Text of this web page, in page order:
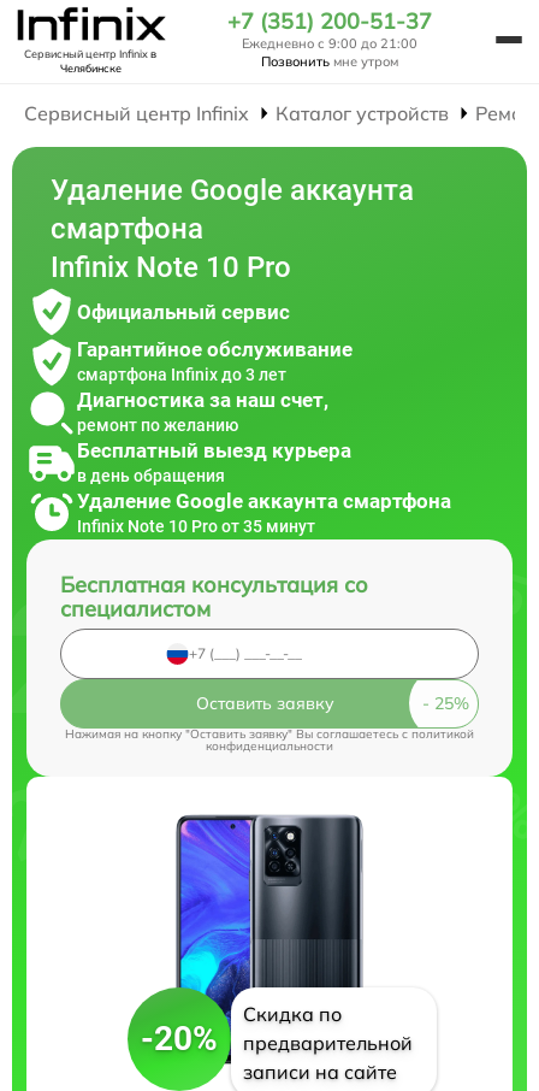
Сервисный центр Infinixв
Челябинске
+7 (351) 200-51-37
Ежедневно с 9:00 до 21:00
Позвонить мне утром
Сервисный центр Infinix Каталог устройств
Удаление Google аккаунта
смартфона
Infinix Note 10 Pro
Официальный сервис
Гарантийное обслуживание
смартфона Infinix до 3 лет
Диагностика за наш счет,
ремонт по желанию
Бесплатный выезд курьера
в день обращения
Удаление Google аккаунта смартфона
Infinix Note 10 Pro от 35 минут
Бесплатная консультация со
специалистом
Оставить заявку
Нажимая на кнопку "Оставить заявку" Вы соглашаетесь cполитикой
конфиденциальности
-20%
Скидка по
предварительной
записи на сайте